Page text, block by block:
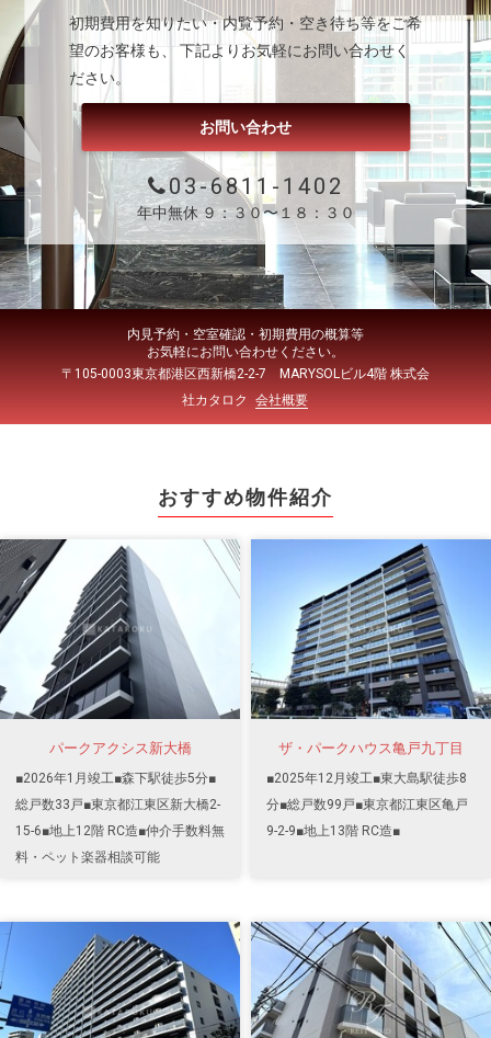
初期費用を知りたい・内覧予約・空き待ち等をご希
望のお客様も、 下記よりお気軽にお問い合わせく
ださい。
お問い合わせ
03-6811-1402
年中無休 ９：３０〜１８：３０
内見予約・空室確認・初期費用の概算等
お気軽にお問い合わせください。
〒105-0003東京都港区西新橋2-2-7 MARYSOLビル4階 株式会
社カタロク
会社概要
おすすめ物件紹介
パークアクシス新大橋
■2026年1月竣工■森下駅徒歩5分■
総戸数33戸■東京都江東区新大橋2-
15-6■地上12階 RC造■仲介手数料無
料・ペット楽器相談可能
ザ・パークハウス亀戸九丁目
■2025年12月竣工■東大島駅徒歩8
分■総戸数99戸■東京都江東区亀戸
9-2-9■地上13階 RC造■